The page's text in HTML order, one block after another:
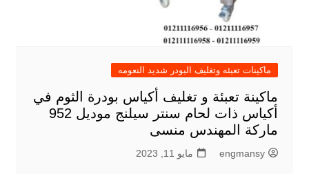
ماكينات تعبئه وتغليف البودر شديد النعومه
ماكينة تعبئة و تغليف أكياس بودرة الثوم في
أكياس ذات لحام سنتر سيلنج موديل 952
ماركة المهندس منسى
engmansy مايو 11, 2023